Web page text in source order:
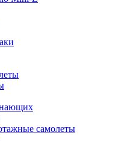
самолеты